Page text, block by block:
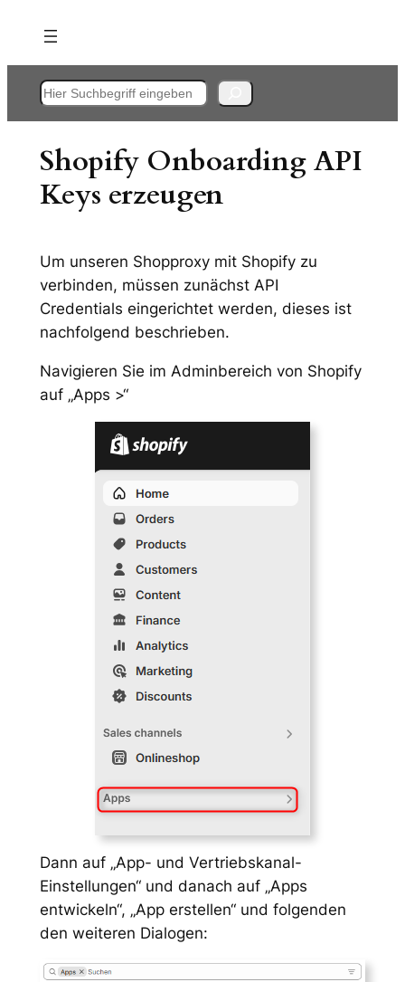
Inhalt
springen
Suchen
Shopify Onboarding API
Keys erzeugen
Um unseren Shopproxy mit Shopify zu
verbinden, müssen zunächst API
Credentials eingerichtet werden, dieses ist
nachfolgend beschrieben.
Navigieren Sie im Adminbereich von Shopify
auf „Apps >“
Dann auf „App- und Vertriebskanal-
Einstellungen“ und danach auf „Apps
entwickeln“, „App erstellen“ und folgenden
den weiteren Dialogen: